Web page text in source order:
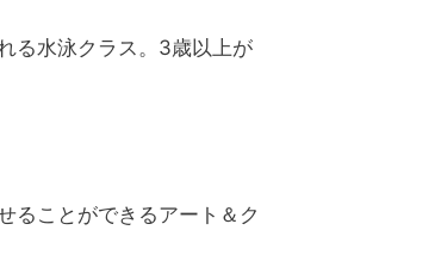
る水泳クラス。3歳以上が
ることができるアート＆ク